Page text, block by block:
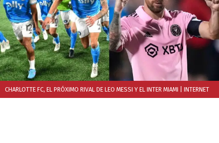
CHARLOTTE FC, EL PRÓXIMO RIVAL DE LEO MESSI Y EL INTER MIAMI | INTERNET